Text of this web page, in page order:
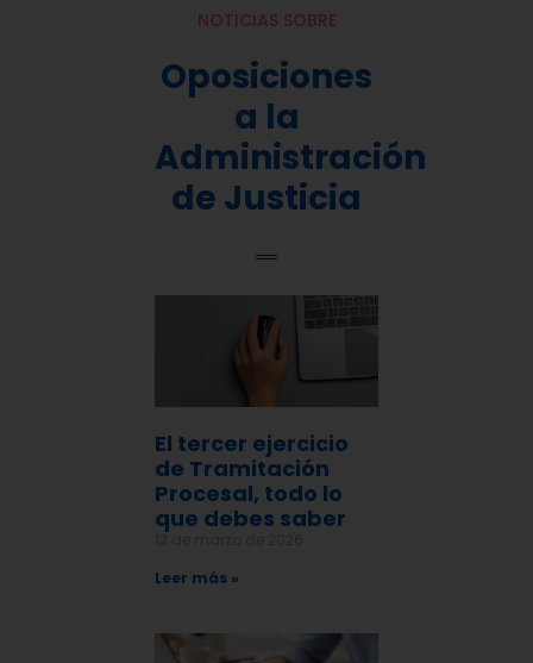
NOTICIAS SOBRE
Oposiciones
a la
Administración
de Justicia
El tercer ejercicio
de Tramitación
Procesal, todo lo
que debes saber
Leer más »